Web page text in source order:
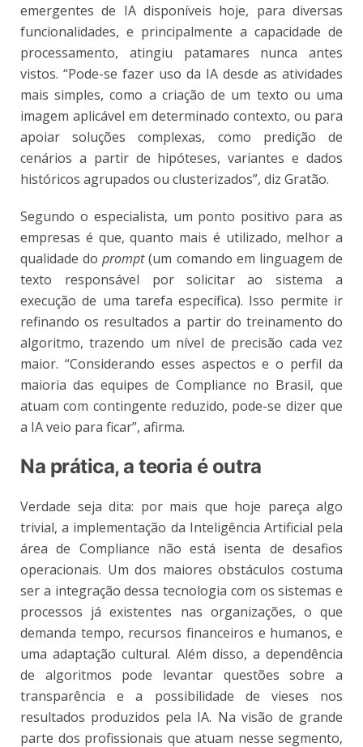
emergentes de IA disponíveis hoje, para diversas
funcionalidades, e principalmente a capacidade de
processamento, atingiu patamares nunca antes
vistos. “Pode-se fazer uso da IA desde as atividades
mais simples, como a criação de um texto ou uma
imagem aplicável em determinado contexto, ou para
apoiar soluções complexas, como predição de
cenários a partir de hipóteses, variantes e dados
históricos agrupados ou clusterizados”, diz Gratão.
Segundo o especialista, um ponto positivo para as
empresas é que, quanto mais é utilizado, melhor a
qualidade doprompt(um comando em linguagem de
texto responsável por solicitar ao sistema a
execução de uma tarefa específica). Isso permite ir
refinando os resultados a partir do treinamento do
algoritmo, trazendo um nível de precisão cada vez
maior. “Considerando esses aspectos e o perfil da
maioria das equipes de Compliance no Brasil, que
atuam com contingente reduzido, pode-se dizer que
a IA veio para ficar”, afirma.
Na prática, a teoria é outra
Verdade seja dita: por mais que hoje pareça algo
trivial, a implementação da Inteligência Artificial pela
área de Compliance não está isenta de desafios
operacionais. Um dos maiores obstáculos costuma
ser a integração dessa tecnologia com os sistemas e
processos já existentes nas organizações, o que
demanda tempo, recursos financeiros e humanos, e
uma adaptação cultural. Além disso, a dependência
de algoritmos pode levantar questões sobre a
transparência e a possibilidade de vieses nos
resultados produzidos pela IA. Na visão de grande
parte dos profissionais que atuam nesse segmento,